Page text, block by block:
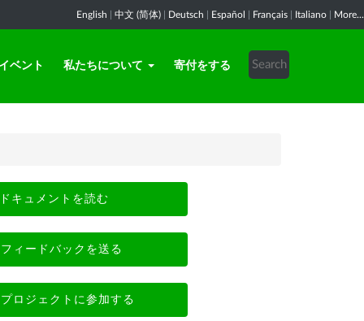
English 中文 (简体) Deutsch Español Français Italiano More...
イベント 私たちについて 寄付をする
ドキュメントを読む
フィードバックを送る
プロジェクトに参加する